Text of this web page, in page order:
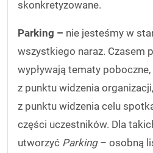
skonkretyzowane.
Parking – nie jesteśmy w
wszystkiego naraz. Czasem
wypływają tematy
z punktu widzenia
z punktu widzenia celu
części uczestników. Dla
utworzyć Parking– osobną